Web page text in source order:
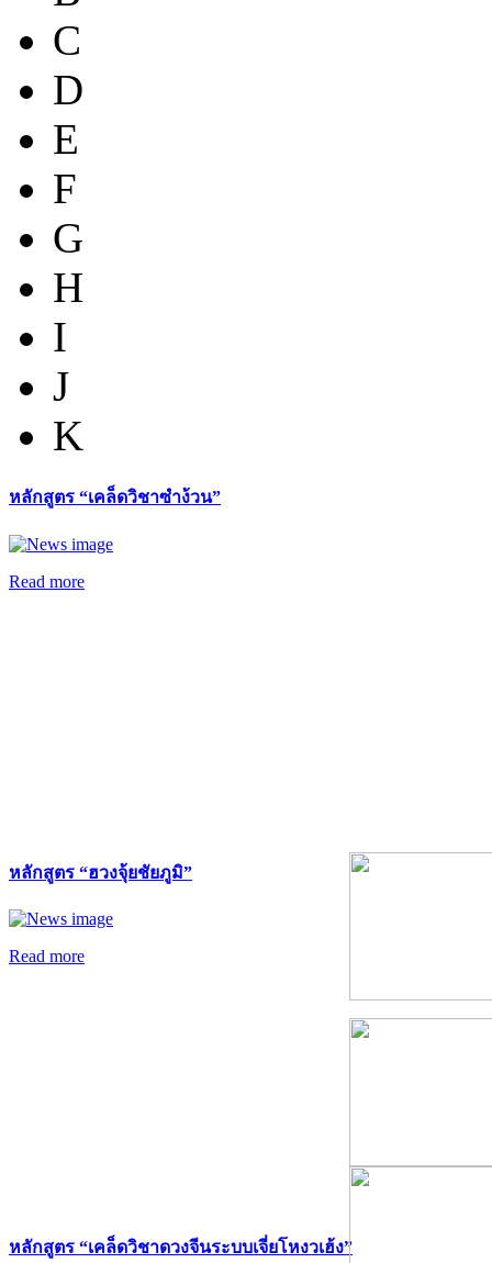
C
D
E
F
G
H
I
J
K
หลักสูตร “เคล็ดวิชาซำง้วน”
Read more
หลักสูตร “ฮวงจุ้ยชัยภูมิ”
Read more
หลักสูตร “เคล็ดวิชาดวงจีนระบบเจี่ยโหงวเฮ้ง”